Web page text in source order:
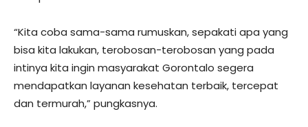
“Kita coba sama-sama rumuskan, sepakati apa yang
bisa kita lakukan, terobosan-terobosan yang pada
intinya kita ingin masyarakat Gorontalo segera
mendapatkan layanan kesehatan terbaik, tercepat
dan termurah,” pungkasnya.